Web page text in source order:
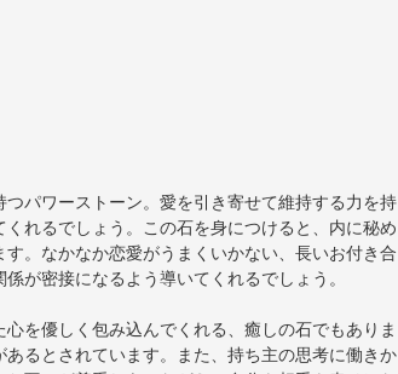
パワーストーン。愛を引き寄せて維持する力を持
れるでしょう。この石を身につけると、内に秘め
。なかなか恋愛がうまくいかない、長いお付き合
が密接になるよう導いてくれるでしょう。
を優しく包み込んでくれる、癒しの石でもありま
るとされています。また、持ち主の思考に働きか